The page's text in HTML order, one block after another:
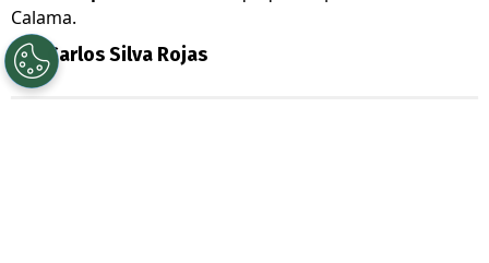
Calama.
Por Carlos Silva Rojas